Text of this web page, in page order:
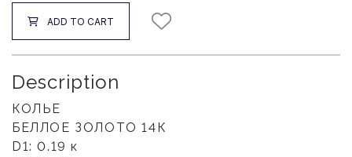
ADD TO CART
Description
КОЛЬЕ
БЕЛЛОЕ ЗОЛОТО 14К
D1: 0.19 к